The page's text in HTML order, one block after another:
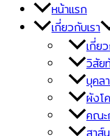
หน้าแรก
เกี่ยวกับเรา
เกี่ย
วิสัย
บุคล
ผังโ
คณะ